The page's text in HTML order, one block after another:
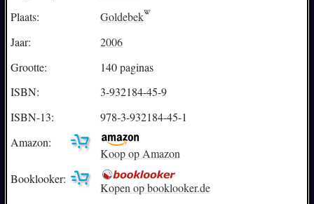
Plaats:
Goldebek
Jaar:
2006
Grootte:
140 paginas
ISBN:
3-932184-45-9
ISBN-13:
978-3-932184-45-1
Amazon:
Koop op Amazon
Booklooker:
Kopen op booklooker.de